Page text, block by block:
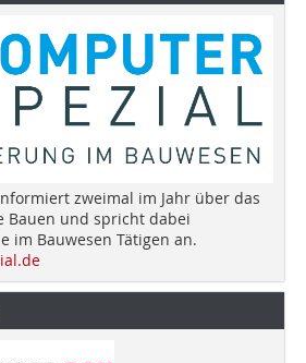
zweimal im Jahr über das
Bauen und spricht dabei
im Bauwesen Tätigen an.